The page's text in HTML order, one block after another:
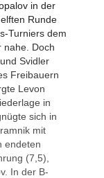
in der
Runde
Turniers dem
nahe. Doch
Svidler
Freibauern
Levon
in
sich in
mit
endeten
(7,5),
In der B-